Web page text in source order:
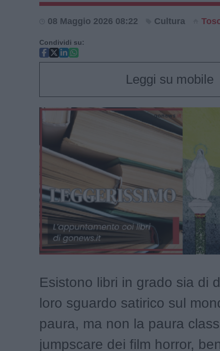
08 Maggio 2026 08:22 Cultura
Condividi su:
Leggi su mobile
Esistono libri in grado sia di
loro sguardo satirico sul
paura, ma non la paura
jumpscare dei film horror,